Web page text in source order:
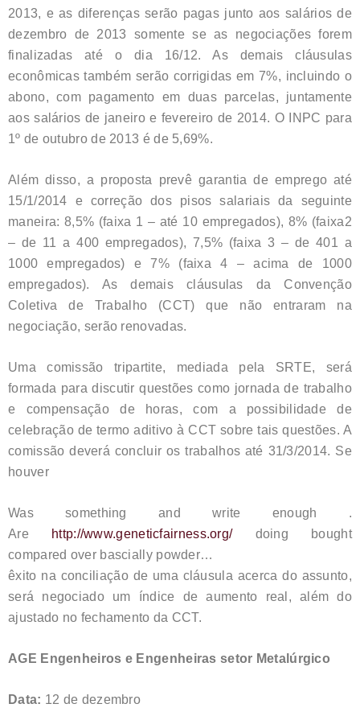
2013, e as diferenças serão pagas junto aos salários de
dezembro de 2013 somente se as negociações forem
finalizadas até o dia 16/12. As demais cláusulas
econômicas também serão corrigidas em 7%, incluindo o
abono, com pagamento em duas parcelas, juntamente
aos salários de janeiro e fevereiro de 2014. O INPC para
1º de outubro de 2013 é de 5,69%.
Além disso, a proposta prevê garantia de emprego até
15/1/2014 e correção dos pisos salariais da seguinte
maneira: 8,5% (faixa 1 – até 10 empregados), 8% (faixa2
– de 11 a 400 empregados), 7,5% (faixa 3 – de 401 a
1000 empregados) e 7% (faixa 4 – acima de 1000
empregados). As demais cláusulas da Convenção
Coletiva de Trabalho (CCT) que não entraram na
negociação, serão renovadas.
Uma comissão tripartite, mediada pela SRTE, será
formada para discutir questões como jornada de trabalho
e compensação de horas, com a possibilidade de
celebração de termo aditivo à CCT sobre tais questões. A
comissão deverá concluir os trabalhos até 31/3/2014. Se
houver
Was something and write enough .
Are
http://www.geneticfairness.org/doing bought
compared over bascially powder…
êxito na conciliação de uma cláusula acerca do assunto,
será negociado um índice de aumento real, além do
ajustado no fechamento da CCT.
AGE Engenheiros e Engenheiras setor Metalúrgico
Data: 12 de dezembro